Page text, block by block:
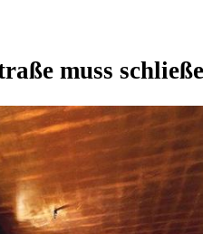
muss